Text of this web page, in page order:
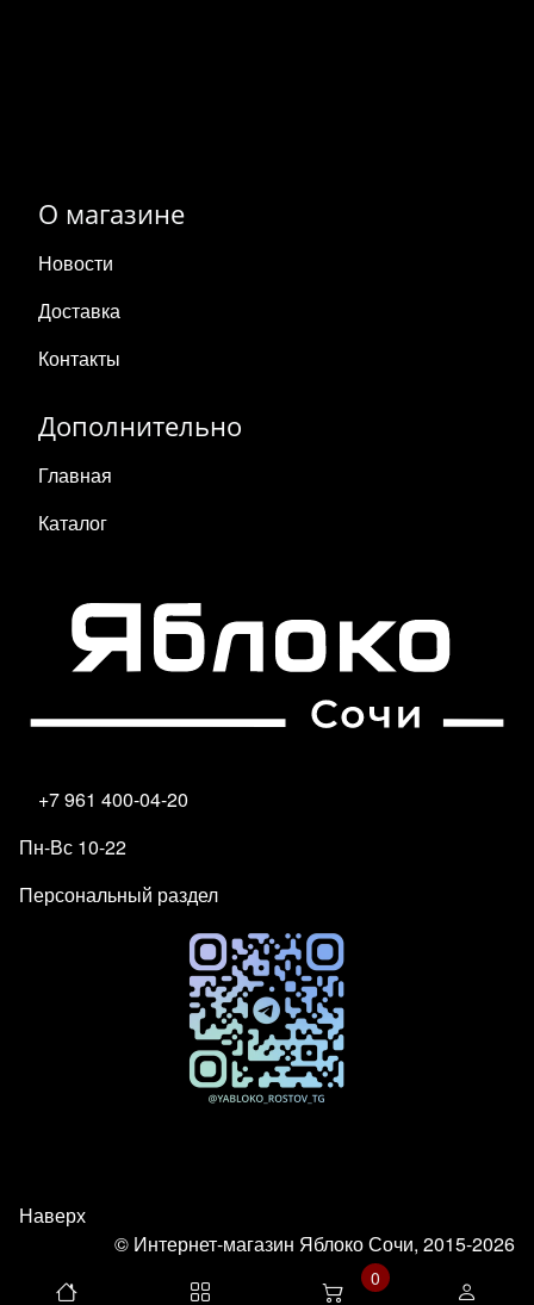
О магазине
Новости
Доставка
Контакты
Дополнительно
Главная
Каталог
+7 961 400-04-20
Пн-Вс 10-22
Персональный раздел
Наверх
© Интернет-магазин Яблоко Сочи, 2015-2026
0